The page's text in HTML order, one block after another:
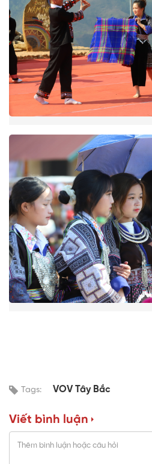
Tags: VOV Tây Bắc
Viết bình luận